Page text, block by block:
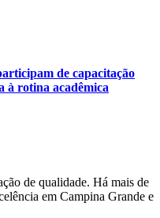
de capacitação
à rotina acadêmica
de qualidade. Há mais de
em Campina Grande e